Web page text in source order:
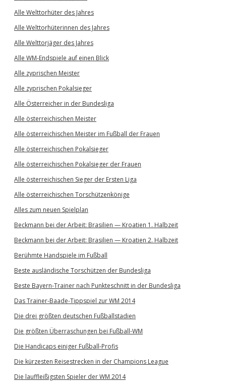
Alle Welttorhüter des Jahres
Alle Welttorhüterinnen des Jahres
Alle Welttorjäger des Jahres
Alle WM-Endspiele auf einen Blick
Alle zyprischen Meister
Alle zyprischen Pokalsieger
Alle Österreicher in der Bundesliga
Alle österreichischen Meister
Alle österreichischen Meister im Fußball der Frauen
Alle österreichischen Pokalsieger
Alle österreichischen Pokalsieger der Frauen
Alle österreichischen Sieger der Ersten Liga
Alle österreichischen Torschützenkönige
Alles zum neuen Spielplan
Beckmann bei der Arbeit: Brasilien — Kroatien 1. Halbzeit
Beckmann bei der Arbeit: Brasilien — Kroatien 2. Halbzeit
Berühmte Handspiele im Fußball
Beste ausländische Torschützen der Bundesliga
Beste Bayern-Trainer nach Punkteschnitt in der Bundesliga
Das Trainer-Baade-Tippspiel zur WM 2014
Die drei größten deutschen Fußballstadien
Die größten Überraschungen bei Fußball-WM
Die Handicaps einiger Fußball-Profis
Die kürzesten Reisestrecken in der Champions League
Die lauffleißigsten Spieler der WM 2014